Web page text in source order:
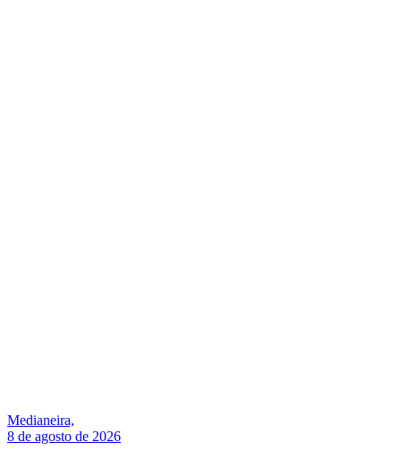
Medianeira,
8 de agosto de 2026